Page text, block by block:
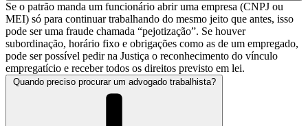
Se o patrão manda um funcionário abrir uma empresa (CNPJ ou
MEI) só para continuar trabalhando do mesmo jeito que antes, isso
pode ser uma fraude chamada “pejotização”. Se houver
subordinação, horário fixo e obrigações como as de um empregado,
pode ser possível pedir na Justiça o reconhecimento do vínculo
empregatício e receber todos os direitos previsto em lei.
Quando preciso procurar um advogado trabalhista?